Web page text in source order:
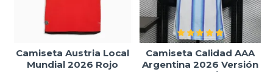
Camiseta Austria Local
Mundial 2026 Rojo
Camiseta Calidad AAA
Argentina 2026 Versión